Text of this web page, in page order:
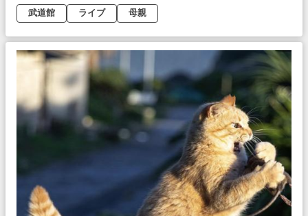
武道館
ライブ 母親